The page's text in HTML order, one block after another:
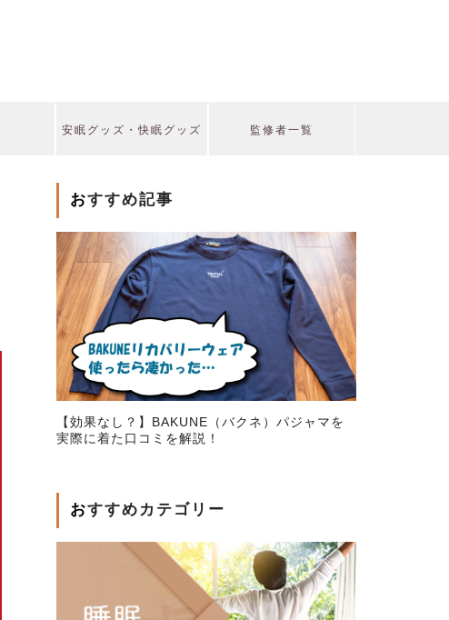
安眠グッズ・快眠グッズ 監修者一覧
おすすめ記事
【効果なし？】BAKUNE（バクネ）パジャマを
実際に着た口コミを解説！
おすすめカテゴリー